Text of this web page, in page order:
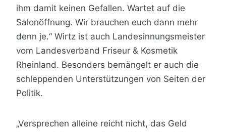
ihm damit keinen Gefallen. Wartet auf die
Salonöffnung. Wir brauchen euch dann mehr
denn je.“ Wirtz ist auch Landesinnungsmeister
vom Landesverband Friseur & Kosmetik
Rheinland. Besonders bemängelt er auch die
schleppenden Unterstützungen von Seiten der
Politik.
„Versprechen alleine reicht nicht, das Geld